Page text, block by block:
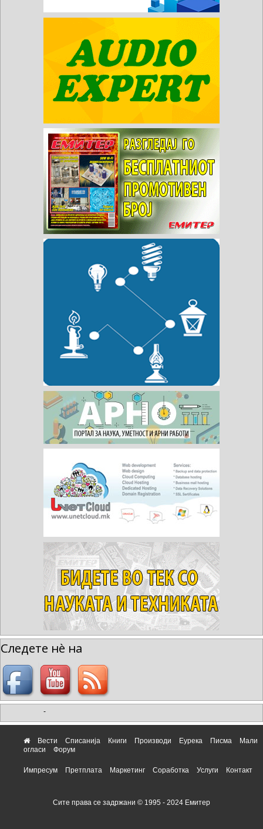
Следете нè на
-
Вести Списанија Книги Производи Еурека Писма
Мали
огласи
Форум
Импресум Претплата Маркетинг Соработка Услуги Контакт
Сите права се задржани © 1995 - 2024 Емитер